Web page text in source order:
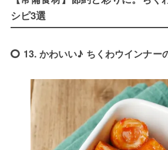
シピ3選
13. かわいい♪ ちくわウインナー